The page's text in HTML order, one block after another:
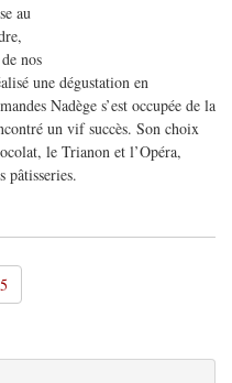
au
nos
une dégustation en
Nadège s’est occupée de la
un vif succès. Son choix
le Trianon et l’Opéra,
pâtisseries.
5